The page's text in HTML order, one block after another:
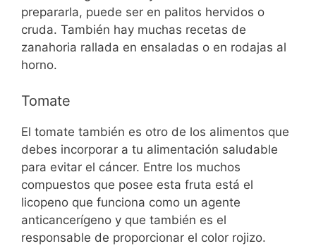
prepararla, puede ser en palitos hervidos o
cruda. También hay muchas recetas de
zanahoria rallada en ensaladas o en rodajas al
horno.
Tomate
El tomate también es otro de los alimentos que
debes incorporar a tu alimentación saludable
para evitar el cáncer. Entre los muchos
compuestos que posee esta fruta está el
licopeno que funciona como un agente
anticancerígeno y que también es el
responsable de proporcionar el color rojizo.